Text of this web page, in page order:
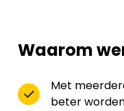
Waarom
Met
beter